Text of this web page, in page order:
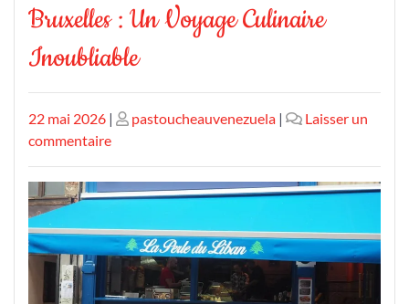
Bruxelles : Un Voyage Culinaire
Inoubliable
Publié
le
22 mai 2026 | Publié
pastoucheauvenezuela |
Laisser un
commentairesur
les
Saveurs
Libanaises
à
Bruxelles
: